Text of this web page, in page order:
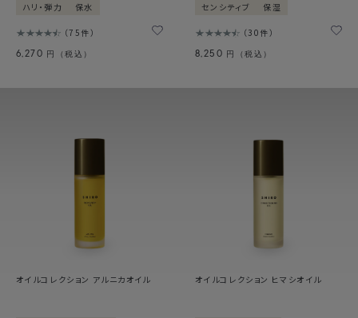
ハリ・弾力 保水
75件
6,270 円（税込）
センシティブ 保湿
30件
8,250 円（税込）
オイルコレクション アルニカオイル オイルコレクション ヒマシオイル